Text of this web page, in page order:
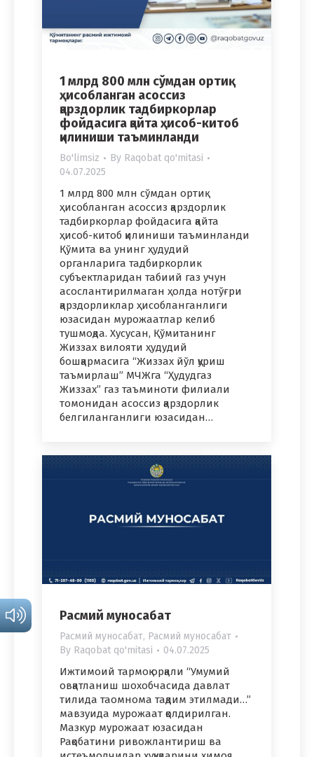
1 млрд 800 млн сўмдан ортиқ
ҳисобланган асоссиз
қарздорлик тадбиркорлар
фойдасига қайта ҳисоб-китоб
қилиниши таъминланди
Bo'limsiz By Raqobat qo'mitasi
04.07.2025
1 млрд 800 млн сўмдан ортиқ
ҳисобланган асоссиз қарздорлик
тадбиркорлар фойдасига қайта
ҳисоб-китоб қилиниши таъминланди
Қўмита ва унинг ҳудудий
органларига тадбиркорлик
субъектларидан табиий газ учун
асослантирилмаган ҳолда нотўғри
қарздорликлар ҳисобланганлиги
юзасидан мурожаатлар келиб
тушмоқда. Xусусан, Қўмитанинг
Жиззах вилояти ҳудудий
бошқармасига “Жиззах йўл қуриш
таъмирлаш” МЧЖга “Ҳудудгаз
Жиззах” газ таъминоти филиали
томонидан асоссиз қарздорлик
белгиланганлиги юзасидан…
Расмий муносабат
Расмий муносабат, Расмий муносабат
By Raqobat qo'mitasi 04.07.2025
Ижтимоий тармоқ орқали “Умумий
овқатланиш шохобчасида давлат
тилида таомнома тақдим этилмади…”
мавзуида мурожаат қолдирилган.
Мазкур мурожаат юзасидан
Рақобатини ривожлантириш ва